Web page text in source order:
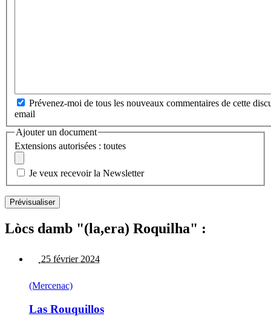
Prévenez-moi de tous les nouveaux commentaires de cette
email
Ajouter un document
Extensions autorisées : toutes
Je veux recevoir la Newsletter
Lòcs damb "(la,era) Roquilha" :
25 février 2024
(Mercenac)
Las Rouquillos